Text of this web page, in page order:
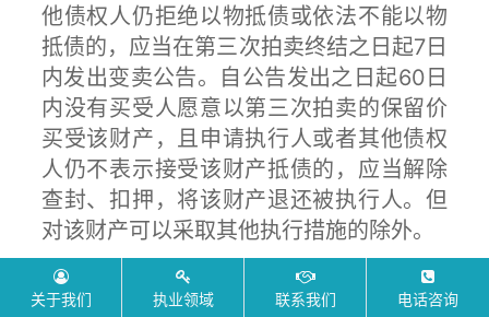
他债权人仍拒绝以物抵债或依法不能以物
抵债的，应当在第三次拍卖终结之日起7日
内发出变卖公告。自公告发出之日起60日
内没有买受人愿意以第三次拍卖的保留价
买受该财产，且申请执行人或者其他债权
人仍不表示接受该财产抵债的，应当解除
查封、扣押，将该财产退还被执行人。但
对该财产可以采取其他执行措施的除外。
第七十三条
拍卖款必须由买受人直接
汇入本院指定的执行款专用账户。承办人
关于我们 执业领域 联系我们 电话咨询